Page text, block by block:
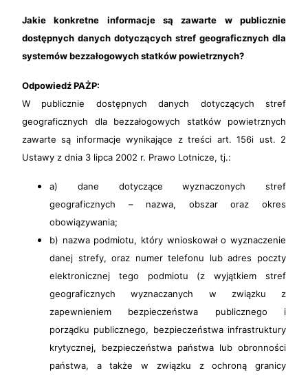
Jakie konkretne informacje są zawarte w publicznie
dostępnych danych dotyczących stref geograficznych dla
systemów bezzałogowych statków powietrznych?
Odpowiedź PAŻP:
W publicznie dostępnych danych dotyczących stref
geograficznych dla bezzałogowych statków powietrznych
zawarte są informacje wynikające z treści art. 156i ust. 2
Ustawy z dnia 3 lipca 2002 r. Prawo Lotnicze, tj.:
a) dane dotyczące wyznaczonych stref
geograficznych – nazwa, obszar oraz okres
obowiązywania;
b) nazwa podmiotu, który wnioskował o wyznaczenie
danej strefy, oraz numer telefonu lub adres poczty
elektronicznej tego podmiotu (z wyjątkiem stref
geograficznych wyznaczanych w związku z
zapewnieniem bezpieczeństwa publicznego i
porządku publicznego, bezpieczeństwa infrastruktury
krytycznej, bezpieczeństwa państwa lub obronności
państwa, a także w związku z ochroną granicy